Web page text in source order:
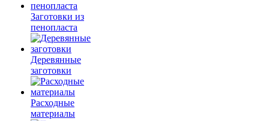
Заготовки из
пенопласта
Деревянные
заготовки
Расходные
материалы